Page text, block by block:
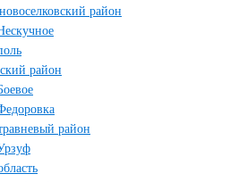
район
район
район